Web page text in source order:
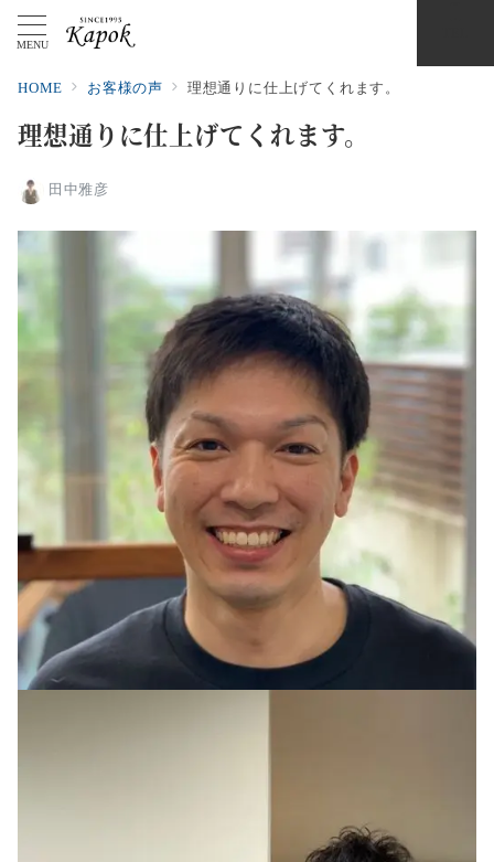
MENU
HOME お客様の声 理想通りに仕上げてくれます。
理想通りに仕上げてくれます。
田中雅彦